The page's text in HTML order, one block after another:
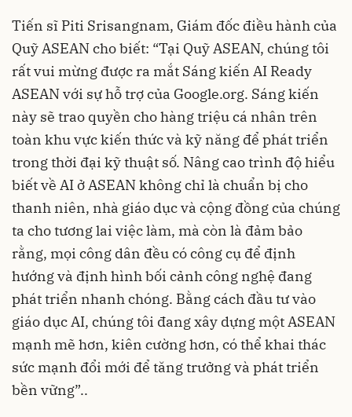
Tiến sĩ Piti Srisangnam, Giám đốc điều hành của
Quỹ ASEANcho biết: “Tại Quỹ ASEAN, chúng tôi
rất vui mừng được ra mắt Sáng kiến ​​AI Ready
ASEAN với sự hỗ trợ của Google.org. Sáng kiến ​​
này sẽ trao quyền cho hàng triệu cá nhân trên
toàn khu vực kiến ​​thức và kỹ năng để phát triển
trong thời đại kỹ thuật số. Nâng cao trình độ hiểu
biết về AI ở ASEAN không chỉ là chuẩn bị cho
thanh niên, nhà giáo dục và cộng đồng của chúng
ta cho tương lai việc làm, mà còn là đảm bảo
rằng, mọi công dân đều có công cụ để định
hướng và định hình bối cảnh công nghệ đang
phát triển nhanh chóng. Bằng cách đầu tư vào
giáo dục AI, chúng tôi đang xây dựng một ASEAN
mạnh mẽ hơn, kiên cường hơn, có thể khai thác
sức mạnh đổi mới để tăng trưởng và phát triển
bền vững”..